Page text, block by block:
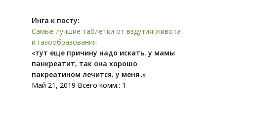
Инга к посту:
Самые лучшие таблетки от вздутия живота
и газообразования
«тут еще причину надо искать. у мамы
панкреатит, так она хорошо
пакреатином лечится. у меня..»
Май 21, 2019 Всего комм.: 1